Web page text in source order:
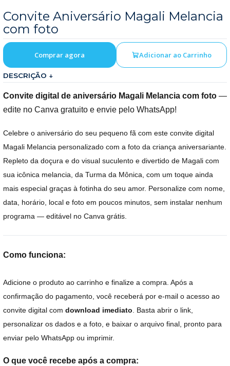
Convite Aniversário Magali Melancia
com foto
Adicionar ao Carrinho
Comprar agora
DESCRIÇÃO ↓
Convite digital de aniversário Magali Melancia com foto —
edite no Canva gratuito e envie pelo WhatsApp!
Celebre o aniversário do seu pequeno fã com este convite digital
Magali Melancia personalizado com a foto da criança aniversariante.
Repleto da doçura e do visual suculento e divertido de Magali com
sua icônica melancia, da Turma da Mônica, com um toque ainda
mais especial graças à fotinha do seu amor. Personalize com nome,
data, horário, local e foto em poucos minutos, sem instalar nenhum
programa — editável no Canva grátis.
Como funciona:
Adicione o produto ao carrinho e finalize a compra. Após a
confirmação do pagamento, você receberá por e-mail o acesso ao
convite digital com download imediato . Basta abrir o link,
personalizar os dados e a foto, e baixar o arquivo final, pronto para
enviar pelo WhatsApp ou imprimir.
O que você recebe após a compra: